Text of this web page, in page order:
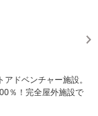
ドベンチャー施設。
％！完全屋外施設で